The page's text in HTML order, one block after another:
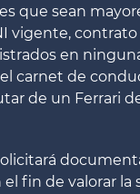
que sean
vigente, contrato
en
carnet de
de un Ferrari
fin de valorar la